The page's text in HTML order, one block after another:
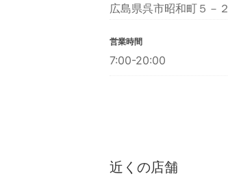
広島県呉市昭和町５－２
営業時間
7:00-20:00
近くの店舗